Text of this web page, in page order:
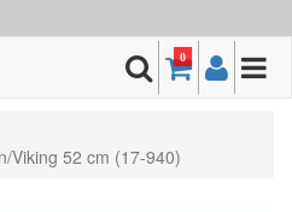
0
Viking 52 cm (17-940)